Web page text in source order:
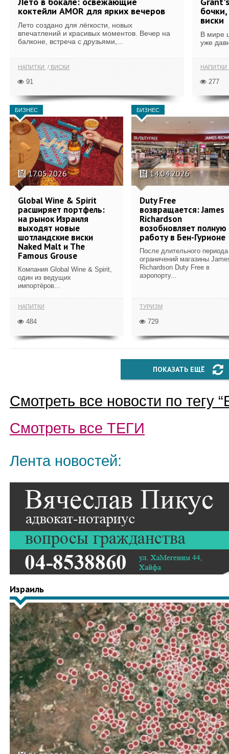
коктейли AMOR для ярких вечеров
Лето создано для лёгкости, новых
впечатлений и красивых моментов. Вечер на
балконе, встреча с друзьями,...
НАПИТКИ ВИСКИ
91
виски
В мире
уже
НАПИТКИ
277
БИЗНЕС
17.05.2026
Global Wine & Spirit
расширяет портфель:
на рынок Израиля
выходят новые
шотландские виски
Naked Malt и The
Famous Grouse
Компания Global Wine & Spirit,
один из ведущих
импортёров...
НАПИТКИ
484
БИЗНЕС
14.04.2026
Duty Free
возвращается: James
Richardson
возобновляет полную
работу в Бен-Гурионе
После длительного периода
ограничений магазины
Richardson Duty Free в
аэропорту...
ТУРИЗМ
729
ПОКАЗАТЬ ЕЩЁ
Смотреть все новости по тегу “
Смотреть все ТЕГИ
Лента новостей:
Израиль